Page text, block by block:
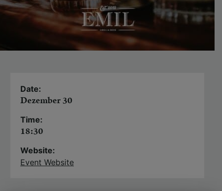
Date:
Dezember 30
Time:
18:30
Website:
Event Website